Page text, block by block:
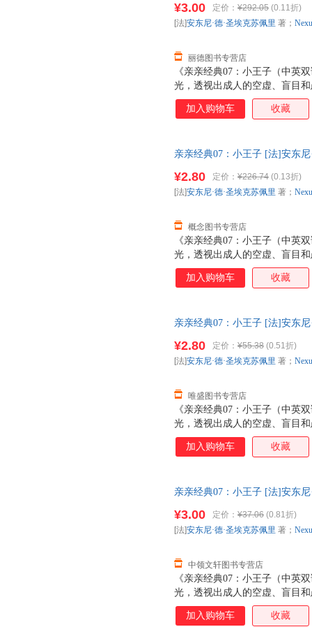
暗的未来，令读者心中震颤。
力。他，就是乔治 奥威尔。 ◆
《亲亲经典07：小王子（中
光，透视出成人的空虚、盲目
爱的品质。尤其是，通过小王
的“驯服”的涵义，启发人们应
他刻画的小王子形象开始，到
¥3.00 定价： ¥292.05 (0.11折)
丽德图书专营店
[法]安东尼·德·圣埃克苏佩里 著；
加入购物车 收藏
亲亲经典07：小王子 [法]安东尼
《亲亲经典07：小王子（中
光，透视出成人的空虚、盲目
爱的品质。尤其是，通过小王
的“驯服”的涵义，启发人们应
他刻画的小王子形象开始，到
¥2.80 定价： ¥226.74 (0.13折)
概念图书专营店
[法]安东尼·德·圣埃克苏佩里 著；
加入购物车 收藏
亲亲经典07：小王子 [法]安东尼
《亲亲经典07：小王子（中
光，透视出成人的空虚、盲目
爱的品质。尤其是，通过小王
的“驯服”的涵义，启发人们应
他刻画的小王子形象开始，到
¥2.80 定价： ¥55.38 (0.51折)
唯盛图书专营店
[法]安东尼·德·圣埃克苏佩里 著；
加入购物车 收藏
亲亲经典07：小王子 [法]安东尼
换】
《亲亲经典07：小王子（中
光，透视出成人的空虚、盲目
爱的品质。尤其是，通过小王
的“驯服”的涵义，启发人们应
¥3.00 定价： ¥37.06 (0.81折)
中领文轩图书专营店
[法]安东尼·德·圣埃克苏佩里 著；
加入购物车 收藏